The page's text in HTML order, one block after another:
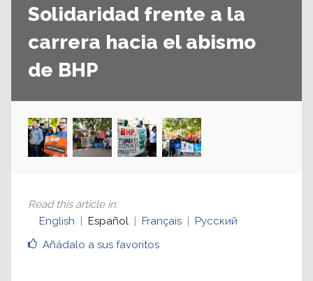
Solidaridad frente a la
carrera hacia el abismo
de BHP
Añádalo a sus favoritos
Read this article in:
English
Español Français Русский